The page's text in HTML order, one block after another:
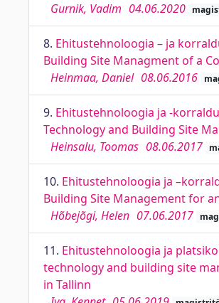
Gurnik, Vadim 04.06.2020
8. Ehitustehnoloogia – ja
Building Site Managment of a
Heinmaa, Daniel 08.06.2016
9. Ehitustehnoloogia ja -
Technology and Building Site
Heinsalu, Toomas 08.06.2017
10. Ehitustehnoloogia ja
Building Site Management for
Hõbejõgi, Helen 07.06.2017
11. Ehitustehnoloogia ja
technology and building site
in Tallinn